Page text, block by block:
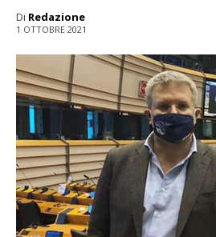
Di Redazione
1 OTTOBRE 2021